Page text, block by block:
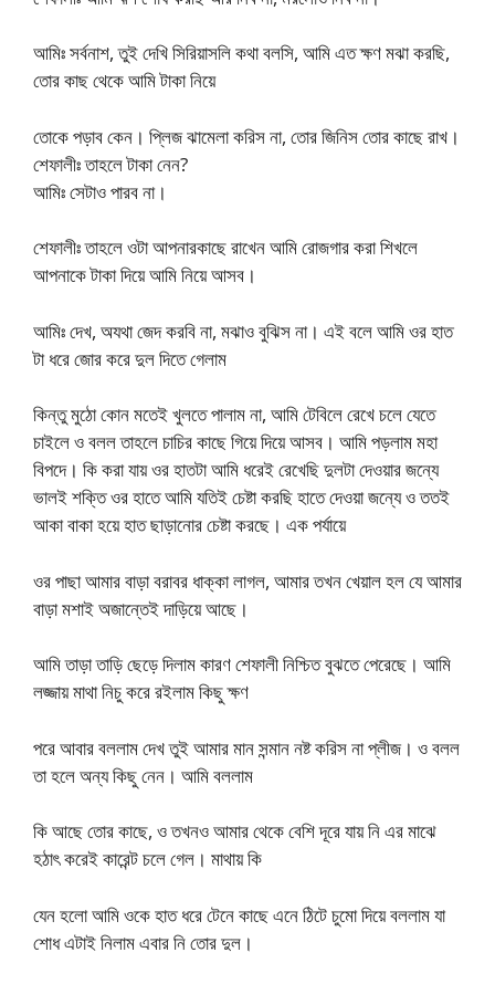
আমিঃ সর্বনাশ, তুই দেখি সিরিয়াসলি কথা বলসি, আমি এত ক্ষণ মঝা করছি,
তোর কাছ থেকে আমি টাকা নিয়ে
তোকে পড়াব কেন। প্লিজ ঝামেলা করিস না, তোর জিনিস তোর কাছে রাখ।
শেফালীঃ তাহলে টাকা নেন?
আমিঃ সেটাও পারব না।
শেফালীঃ তাহলে ওটা আপনারকাছে রাখেন আমি রোজগার করা শিখলে
আপনাকে টাকা দিয়ে আমি নিয়ে আসব।
আমিঃ দেখ, অযথা জেদ করবি না, মঝাও বুঝিস না। এই বলে আমি ওর হাত
টা ধরে জোর করে দুল দিতে গেলাম
কিন্তু মুঠো কোন মতেই খুলতে পালাম না, আমি টেবিলে রেখে চলে যেতে
চাইলে ও বলল তাহলে চাচির কাছে গিয়ে দিয়ে আসব। আমি পড়লাম মহা
বিপদে। কি করা যায় ওর হাতটা আমি ধরেই রেখেছি দুলটা দেওয়ার জন্যে
ভালই শক্তি ওর হাতে আমি যতিই চেষ্টা করছি হাতে দেওয়া জন্যে ও ততই
আকা বাকা হয়ে হাত ছাড়ানোর চেষ্টা করছে। এক পর্যায়ে
ওর পাছা আমার বাড়া বরাবর ধাক্কা লাগল, আমার তখন খেয়াল হল যে আমার
বাড়া মশাই অজান্তেই দাড়িয়ে আছে।
আমি তাড়া তাড়ি ছেড়ে দিলাম কারণ শেফালী নিশ্চিত বুঝতে পেরেছে। আমি
লজ্জায় মাথা নিচু করে রইলাম কিছু ক্ষণ
পরে আবার বললাম দেখ তুই আমার মান সন্মান নষ্ট করিস না প্লীজ। ও বলল
তা হলে অন্য কিছু নেন। আমি বললাম
কি আছে তোর কাছে, ও তখনও আমার থেকে বেশি দূরে যায় নি এর মাঝে
হঠাৎ করেই কারেন্ট চলে গেল। মাথায় কি
যেন হলো আমি ওকে হাত ধরে টেনে কাছে এনে ঠিটে চুমো দিয়ে বললাম যা
শোধ এটাই নিলাম এবার নি তোর দুল।